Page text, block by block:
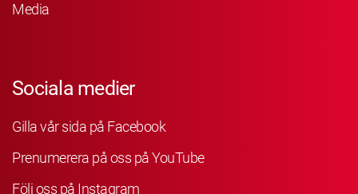
Media
Sociala medier
Gilla vår sida på Facebook
Prenumerera på oss på YouTube
Följ oss på Instagram